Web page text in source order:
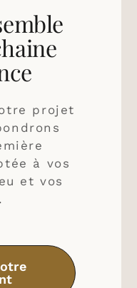
projet
à vos
et vos